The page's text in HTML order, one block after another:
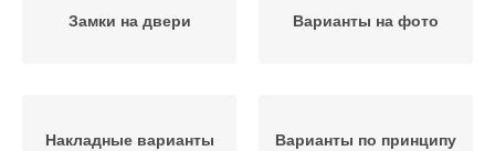
Замки на двери Варианты на фото
Накладные варианты Варианты по принципу